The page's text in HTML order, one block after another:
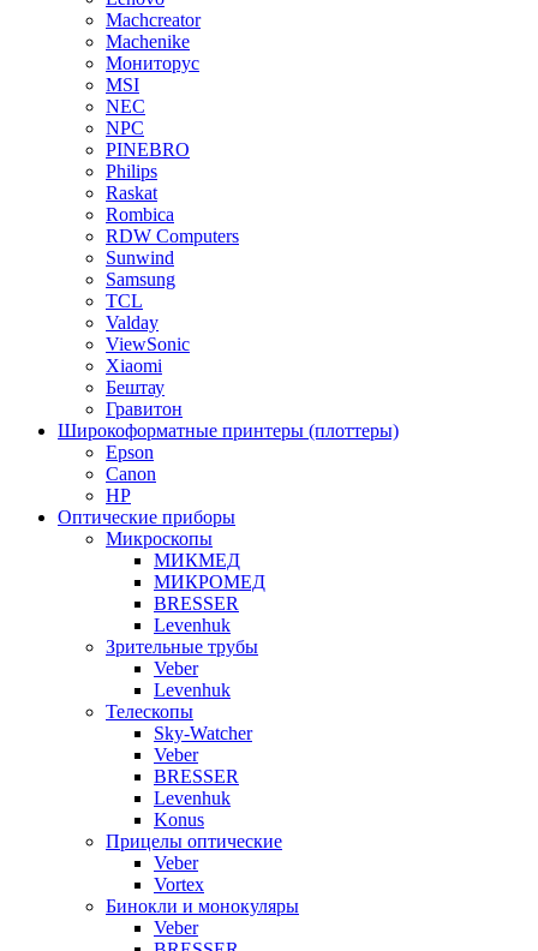
Machcreator
Machenike
Мониторус
MSI
NEC
NPC
PINEBRO
Philips
Raskat
Rombica
RDW Computers
Sunwind
Samsung
TCL
Valday
ViewSonic
Xiaomi
Бештау
Гравитон
Широкоформатные принтеры (плоттеры)
Epson
Canon
HP
Оптические приборы
Микроскопы
МИКМЕД
МИКРОМЕД
BRESSER
Levenhuk
Зрительные трубы
Veber
Levenhuk
Телескопы
Sky-Watcher
Veber
BRESSER
Levenhuk
Konus
Прицелы оптические
Veber
Vortex
Бинокли и монокуляры
Veber